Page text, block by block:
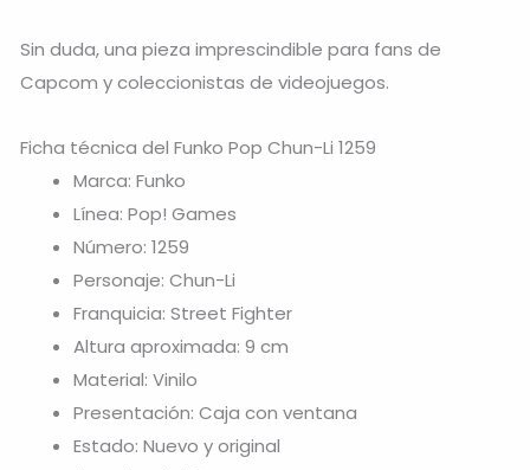
Sin duda, una pieza imprescindible para fans de
Capcom y coleccionistas de videojuegos.
Ficha técnica del Funko Pop Chun-Li 1259
Marca: Funko
Línea: Pop! Games
Número: 1259
Personaje: Chun-Li
Franquicia: Street Fighter
Altura aproximada: 9 cm
Material: Vinilo
Presentación: Caja con ventana
Estado: Nuevo y original